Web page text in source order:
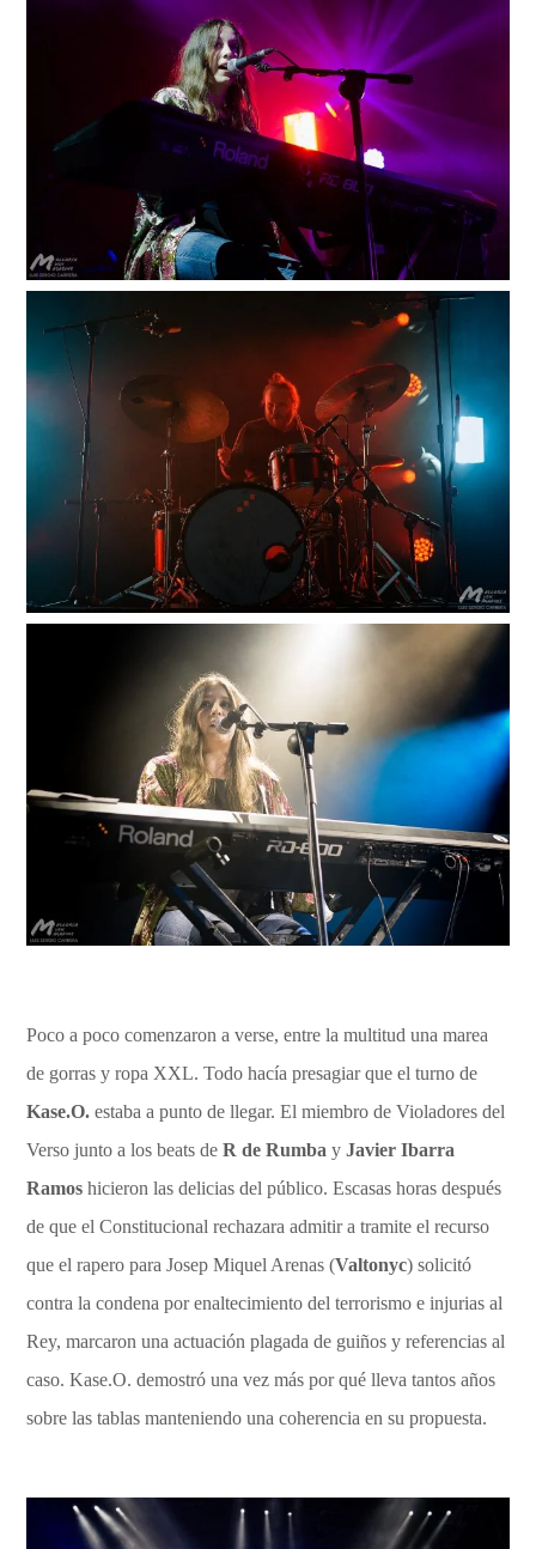
Poco a poco comenzaron a verse, entre la multitud una marea
de gorras y ropa XXL. Todo hacía presagiar que el turno de
Kase.O. estaba a punto de llegar. El miembro de Violadores del
Verso junto a los beats deR de Rumba yJavier Ibarra
Ramos hicieron las delicias del público. Escasas horas después
de que el Constitucional rechazara admitir a tramite el recurso
que el rapero para Josep Miquel Arenas (Valtonyc) solicitó
contra la condena por enaltecimiento del terrorismo e injurias al
Rey, marcaron una actuación plagada de guiños y referencias al
caso. Kase.O. demostró una vez más por qué lleva tantos años
sobre las tablas manteniendo una coherencia en su propuesta.